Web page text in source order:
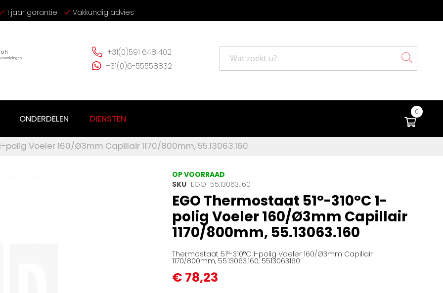
1 jaar garantie Vakkundig advies
+31(0)591 648 402
+31(0)6-55558832
Search
0
ONDERDELEN DIENSTEN
polig Voeler 160/Ø3mm Capillair 1170/800mm, 55.13063.160
OP VOORRAAD
SKU EGO_55.13063.160
EGO Thermostaat 51°-310°C 1-
polig Voeler 160/Ø3mm Capillair
1170/800mm, 55.13063.160
Thermostaat 51°-310°C 1-polig Voeler 160/Ø3mm Capillair
1170/800mm, 55.13063.160, 5513063160
€ 78,23